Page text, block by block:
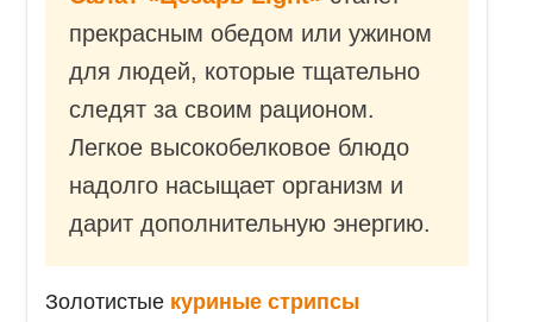
прекрасным обедом или ужином
для людей, которые тщательно
следят за своим рационом.
Легкое высокобелковое блюдо
надолго насыщает организм и
дарит дополнительную энергию.
Золотистые куриные стрипсы